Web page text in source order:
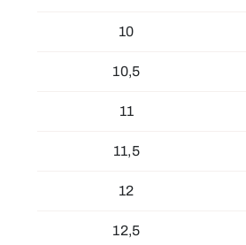
10
10,5
11
11,5
12
12,5